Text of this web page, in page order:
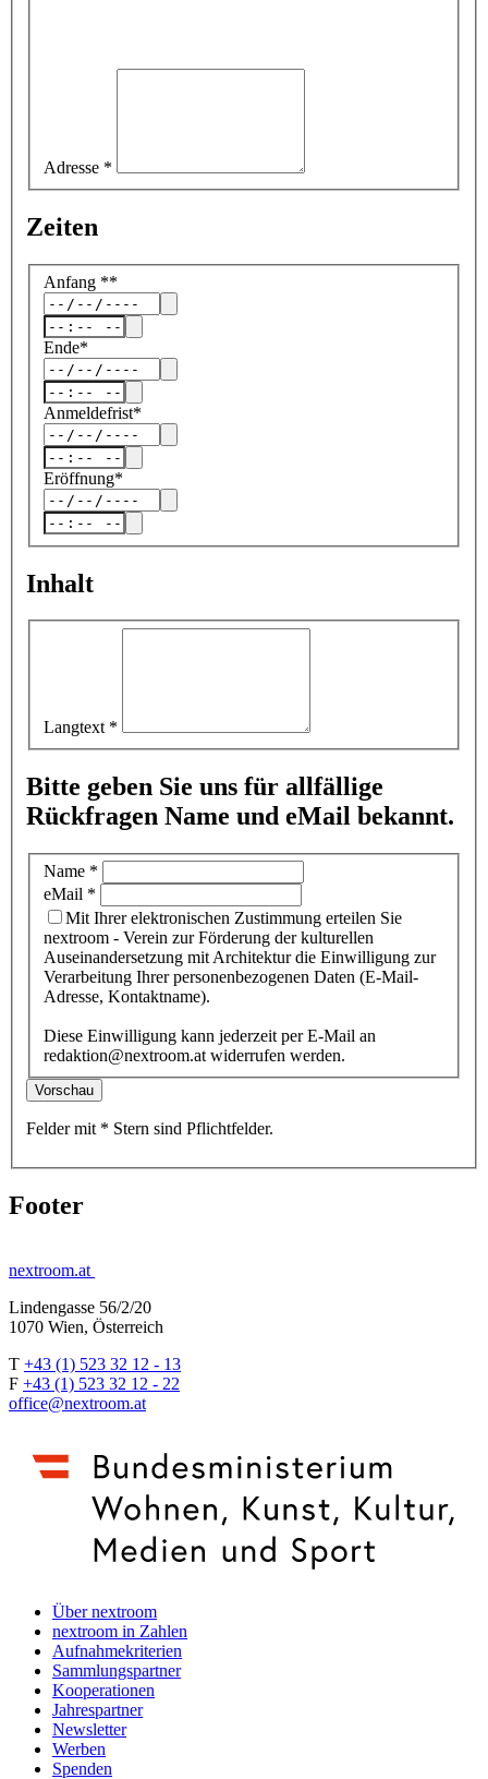
Adresse *
Zeiten
Anfang **
Ende*
Anmeldefrist*
Eröffnung*
Inhalt
Langtext *
Bitte geben Sie uns für allfällige
Rückfragen Name und eMail bekannt.
Name *
eMail *
Mit Ihrer elektronischen Zustimmung erteilen Sie
nextroom - Verein zur Förderung der kulturellen
Auseinandersetzung mit Architektur die Einwilligung zur
Verarbeitung Ihrer personenbezogenen Daten (E-Mail-
Adresse, Kontaktname).
Diese Einwilligung kann jederzeit per E-Mail an
redaktion@nextroom.at widerrufen werden.
Vorschau
Felder mit * Stern sind Pflichtfelder.
Footer
nextroom.at
Lindengasse 56/2/20
1070 Wien, Österreich
T +43 (1) 523 32 12 - 13
F +43 (1) 523 32 12 - 22
office@nextroom.at
Über nextroom
nextroom in Zahlen
Aufnahmekriterien
Sammlungspartner
Kooperationen
Jahrespartner
Newsletter
Werben
Spenden